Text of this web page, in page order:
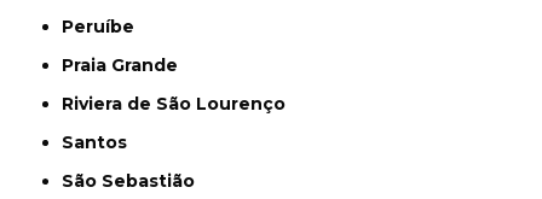
Peruíbe
Praia Grande
Riviera de São Lourenço
Santos
São Sebastião